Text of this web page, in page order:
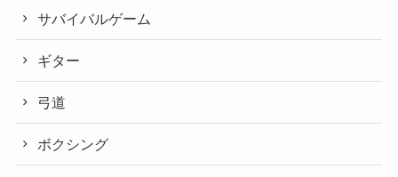
サバイバルゲーム
ギター
弓道
ボクシング